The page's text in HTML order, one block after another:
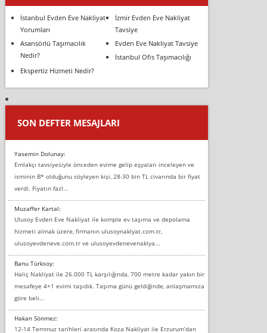
İstanbul Evden Eve Nakliyat
Yorumları
İzmir Evden Eve Nakliyat
Tavsiye
Asansörlü Taşımacılık
Nedir?
Evden Eve Nakliyat Tavsiye
İstanbul Ofis Taşımacılığı
Ekspertiz Hizmeti Nedir?
SON DEFTER MESAJLARI
Yasemin Dolunay:
Emlakçı tavsiyesiyle önceden evime gelip eşyaları inceleyen ve
isminin B* olduğunu söyleyen kişi, 28-30 bin TL civarında bir fiyat
verdi. Fiyatın fazl...
Muzaffer Kartal:
Ulusoy Evden Eve Nakliyat ile komple ev taşıma ve depolama
hizmeti almak üzere, firmanın ulusoynaklyat.com.tr,
ulusoyevdeneve.com.tr ve ulusoyevdenevenaklya...
Banu Türksoy:
Haliç Nakliyat ile 26.000 TL karşılığında, 700 metre kadar yakın bir
mesafeye 4+1 evimi taşıdık. Taşıma günü geldiğinde, anlaşmamıza
göre beli...
Hakan Sönmez:
12-14 Temmuz tarihleri arasında Koza Nakliyat ile Erzurum’dan